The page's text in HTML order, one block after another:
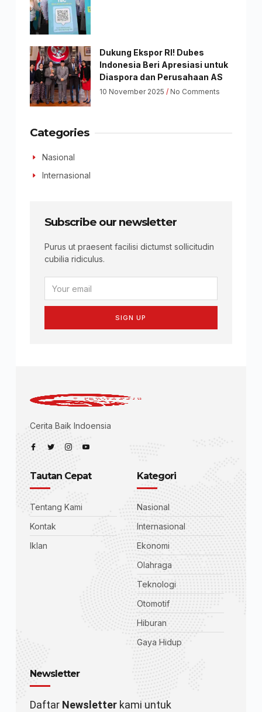
Dukung Ekspor RI! Dubes
Indonesia Beri Apresiasi untuk
Diaspora dan Perusahaan AS
10 November 2025 No Comments
Categories
Nasional
Internasional
Subscribe our newsletter
Purus ut praesent facilisi dictumst sollicitudin
cubilia ridiculus.
SIGN UP
Cerita Baik Indoensia
Tautan Cepat
Tentang Kami
Kontak
Iklan
Kategori
Nasional
Internasional
Ekonomi
Olahraga
Teknologi
Otomotif
Hiburan
Gaya Hidup
Newsletter
Daftar Newsletterkami untuk